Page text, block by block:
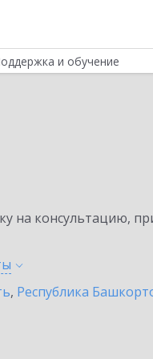
и обучение
на консультацию,
, Республика